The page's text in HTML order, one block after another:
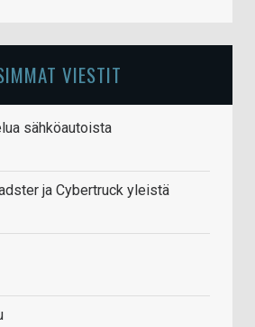
VIESTIT
sähköautoista
ja Cybertruck yleistä